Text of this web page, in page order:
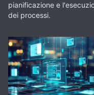
pianificazione e
dei processi.